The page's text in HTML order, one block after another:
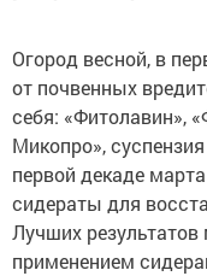
Огород весной, в
от почвенных
себя: «Фитолавин»,
Микопро»,
первой декаде
сидераты для
Лучших
применением